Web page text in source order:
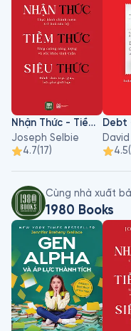
Nhận Thức - Tiềm Thức - Siêu Thức
Joseph Selbie
4.7(17)
4.5(
Cùng nhà xuất
1980 Books